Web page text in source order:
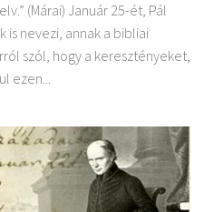
(Márai) Január 25-ét, Pál
nevezi, annak a bibliai
szól, hogy a keresztényeket,
ezen...